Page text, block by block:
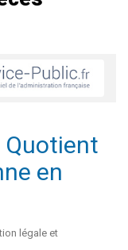
Quotient
en
légale et